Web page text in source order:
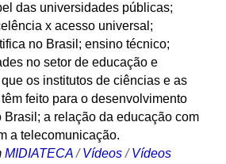
das universidades públicas;
x acesso universal;
no Brasil; ensino técnico;
no setor de educação e
os institutos de ciências e as
feito para o desenvolvimento
Brasil; a relação da educação com
a telecomunicação.
MIDIATECA /Vídeos /Vídeos